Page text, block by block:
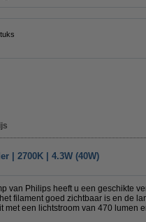
| 2700K | 4.3W (40W)
van Philips heeft u een geschikte
filament goed zichtbaar is en de
met een lichtstroom van 470 lumen